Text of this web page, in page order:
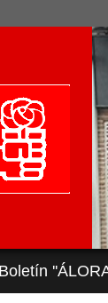
Boletín